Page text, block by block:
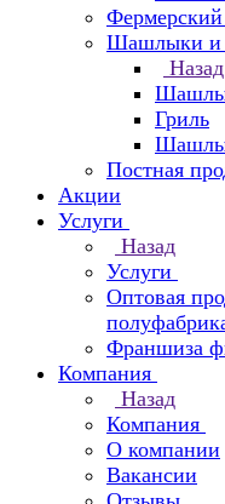
Фермерский
Шашлыки и
Назад
Гриль
Постная
Акции
Услуги
Назад
Услуги
Оптовая
Франшиза
Компания
Назад
Компания
О компании
Вакансии